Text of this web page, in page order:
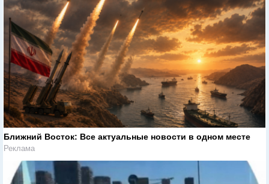
Ближний Восток: Все актуальные новости в одном месте
Реклама